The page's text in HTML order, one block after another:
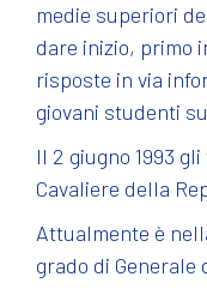
medie superiori
dare inizio, primo
risposte in via
giovani studenti
Il 2 giugno 1993
Cavaliere della
Attualmente è
grado di Generale